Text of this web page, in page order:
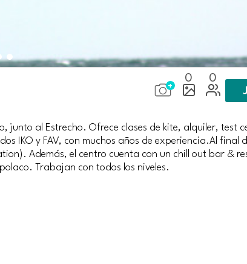
0 0
junto al Estrecho. Ofrece clases de kite, alquiler, test
IKO y FAV, con muchos años de experiencia.Al final
Además, el centro cuenta con un chill out bar &
Trabajan con todos los niveles.